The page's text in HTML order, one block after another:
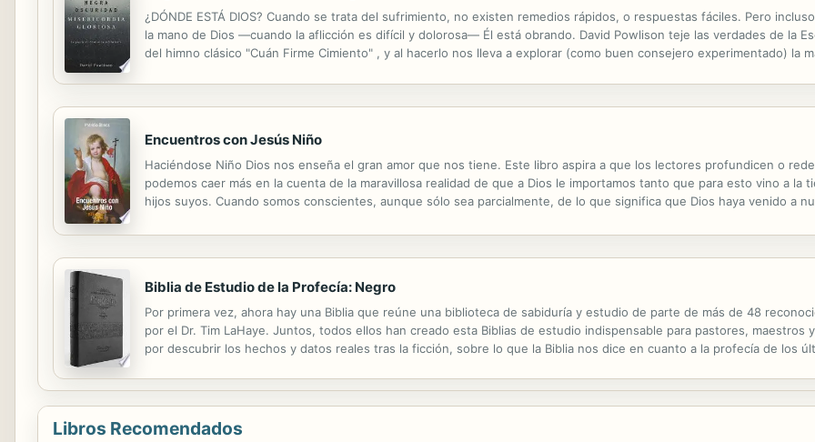
¿DÓNDE ESTÁ DIOS? Cuando se trata del sufrimiento, no existen remedios rápidos, o respuestas fáciles. Pero
la mano de Dios —cuando la aflicción es difícil y dolorosa— Él está obrando. David Powlison teje las verdades de la
del himno clásico "Cuán Firme Cimiento" , y al hacerlo nos lleva a explorar (como buen consejero experimentado) la
Encuentros con Jesús Niño
Haciéndose Niño Dios nos enseña el gran amor que nos tiene. Este libro aspira a que los lectores profundicen o
podemos caer más en la cuenta de la maravillosa realidad de que a Dios le importamos tanto que para esto vino a la
hijos suyos. Cuando somos conscientes, aunque sólo sea parcialmente, de lo que significa que Dios haya venido a
Biblia de Estudio de la Profecía: Negro
Por primera vez, ahora hay una Biblia que reúne una biblioteca de sabiduría y estudio de parte de más de 48
por el Dr. Tim LaHaye. Juntos, todos ellos han creado esta Biblias de estudio indispensable para pastores,
por descubrir los hechos y datos reales tras la ficción, sobre lo que la Biblia nos dice en cuanto a la profecía de los
Libros Recomendados